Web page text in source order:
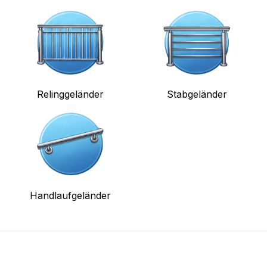
Relinggeländer Stabgeländer
Handlaufgeländer